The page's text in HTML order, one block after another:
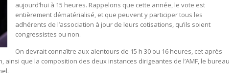
aujourd’hui à 15 heures. Rappelons que cette année, le vote est
entièrement dématérialisé, et que peuvent y participer tous les
adhérents de l’association à jour de leurs cotisations, qu’ils soient
congressistes ou non.
On devrait connaître aux alentours de 15 h 30 ou 16 heures, cet après-
ainsi que la composition des deux instances dirigeantes de l’AMF, le bureau